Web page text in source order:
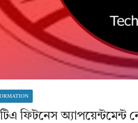
ফিটনেস অ্যাপয়েন্টমেন্ট